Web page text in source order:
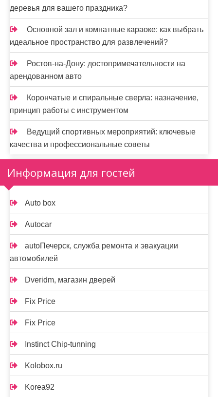
деревья для вашего праздника?
Основной зал и комнатные караоке: как выбрать
идеальное пространство для развлечений?
Ростов-на-Дону: достопримечательности на
арендованном авто
Корончатые и спиральные сверла: назначение,
принцип работы с инструментом
Ведущий спортивных мероприятий: ключевые
качества и профессиональные советы
Информация для гостей
Auto box
Autocar
autoПечерск, служба ремонта и эвакуации
автомобилей
Dveridm, магазин дверей
Fix Price
Fix Price
Instinct Chip-tunning
Kolobox.ru
Korea92